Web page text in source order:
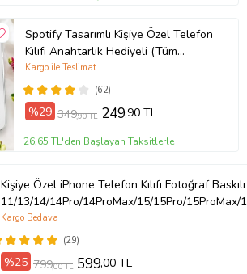
Spotify Tasarımlı Kişiye Özel Telefon
Kılıfı Anahtarlık Hediyeli (Tüm
Telefon Kılıfları Mevcuttur.)
(62)
Kargo ile Teslimat
%29 349,90 TL 249,90 TL
26,65 TL'den Başlayan Taksitlerle
Kişiye Özel iPhone Telefon Kılıfı Fotoğraf Baskılı
11/13/14/14Pro/14ProMax/15/15Pro/
(29)
Kargo Bedava
%25 799,00 TL 599,00 TL